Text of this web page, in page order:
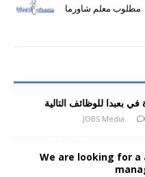
مطلوب معلم شاورما
بعبدا للوظائف التالية
JOBS Media
We are looking for